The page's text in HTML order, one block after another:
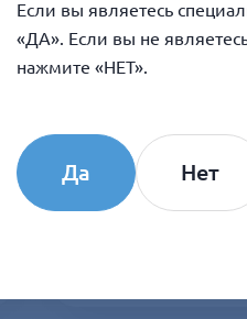
8 ИЮЛЯ 2026
косметологов «От
Если вы являетесь
«ДА». Если вы не
нажмите «НЕТ».
Да Нет